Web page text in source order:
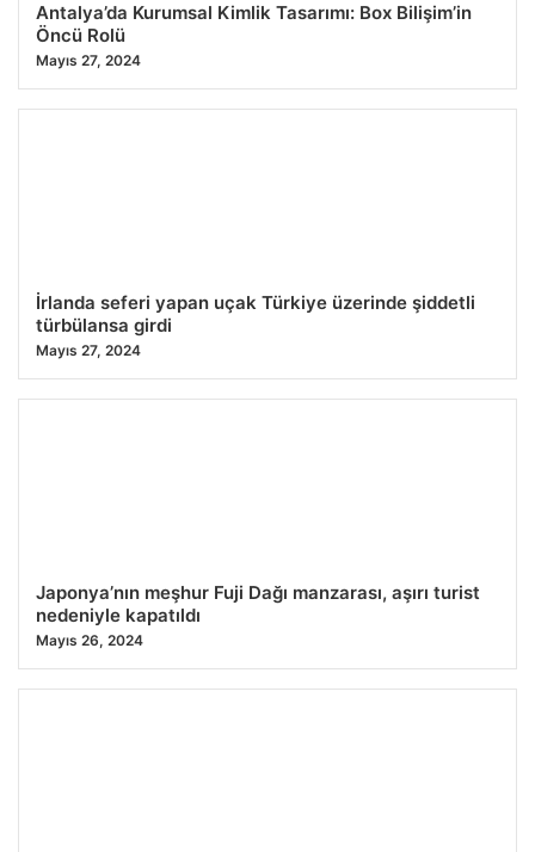
Antalya’da Kurumsal Kimlik Tasarımı: Box Bilişim’in
Öncü Rolü
Mayıs 27, 2024
İrlanda seferi yapan uçak Türkiye üzerinde şiddetli
türbülansa girdi
Mayıs 27, 2024
Japonya’nın meşhur Fuji Dağı manzarası, aşırı turist
nedeniyle kapatıldı
Mayıs 26, 2024